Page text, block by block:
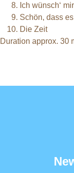
Ich wünsch‘
Schön, dass
Die Zeit
Duration approx. 30